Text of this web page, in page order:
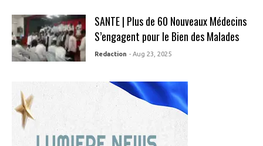
SANTE | Plus de 60 Nouveaux Médecins
S’engagent pour le Bien des Malades
Redaction - Aug 23, 2025